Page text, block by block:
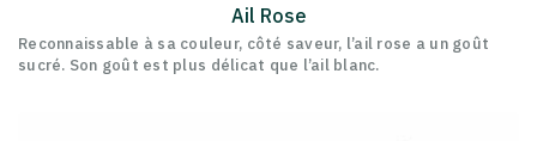
Ail Rose
Reconnaissable à sa couleur, côté saveur, l’ail rose a un goût
sucré. Son goût est plus délicat que l’ail blanc.